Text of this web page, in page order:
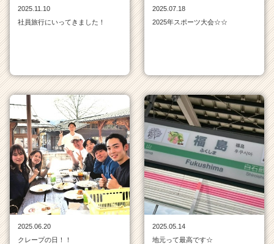
長
カ
ウ
ト
が
届
く
就
活
サ
イ
2025.11.10
社員旅行にいってきました！
2025.07.18
2025年スポーツ大会☆☆
2025.06.20
クレープの日！！
2025.05.14
地元って最高です☆